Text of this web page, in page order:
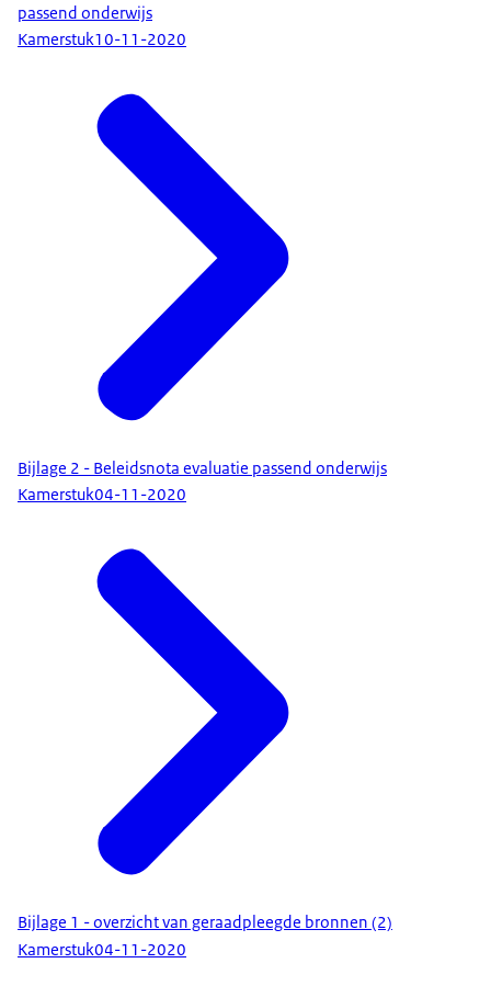
passend onderwijs
Kamerstuk10-11-2020
Bijlage 2 - Beleidsnota evaluatie passend onderwijs
Kamerstuk04-11-2020
Bijlage 1 - overzicht van geraadpleegde bronnen (2)
Kamerstuk04-11-2020